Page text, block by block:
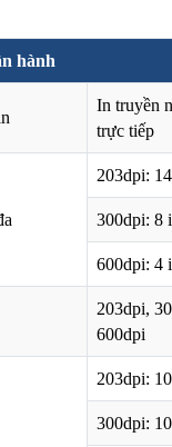
hành
In truyền
trực tiếp
203dpi:
300dpi: 8
600dpi: 4
203dpi,
600dpi
203dpi:
300dpi: